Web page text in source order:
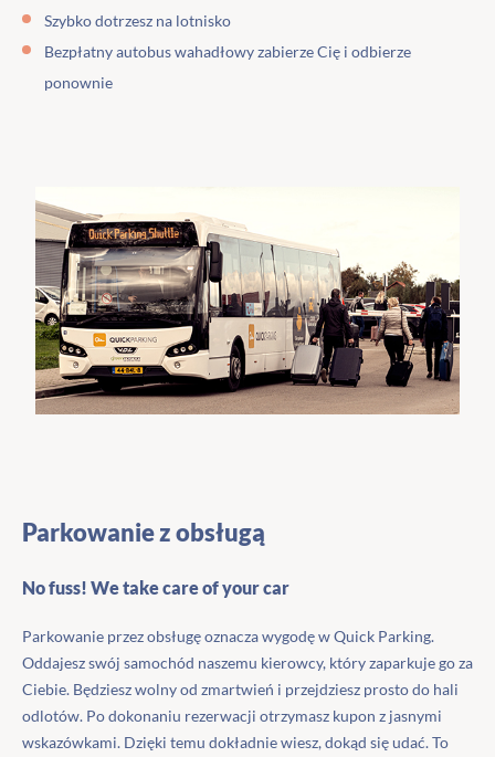
Szybko dotrzesz na lotnisko
Bezpłatny autobus wahadłowy zabierze Cię i odbierze
ponownie
Parkowanie z obsługą
No fuss! We take care of your car
Parkowanie przez obsługę oznacza wygodę w Quick Parking.
Oddajesz swój samochód naszemu kierowcy, który zaparkuje go za
Ciebie. Będziesz wolny od zmartwień i przejdziesz prosto do hali
odlotów. Po dokonaniu rezerwacji otrzymasz kupon z jasnymi
wskazówkami. Dzięki temu dokładnie wiesz, dokąd się udać. To